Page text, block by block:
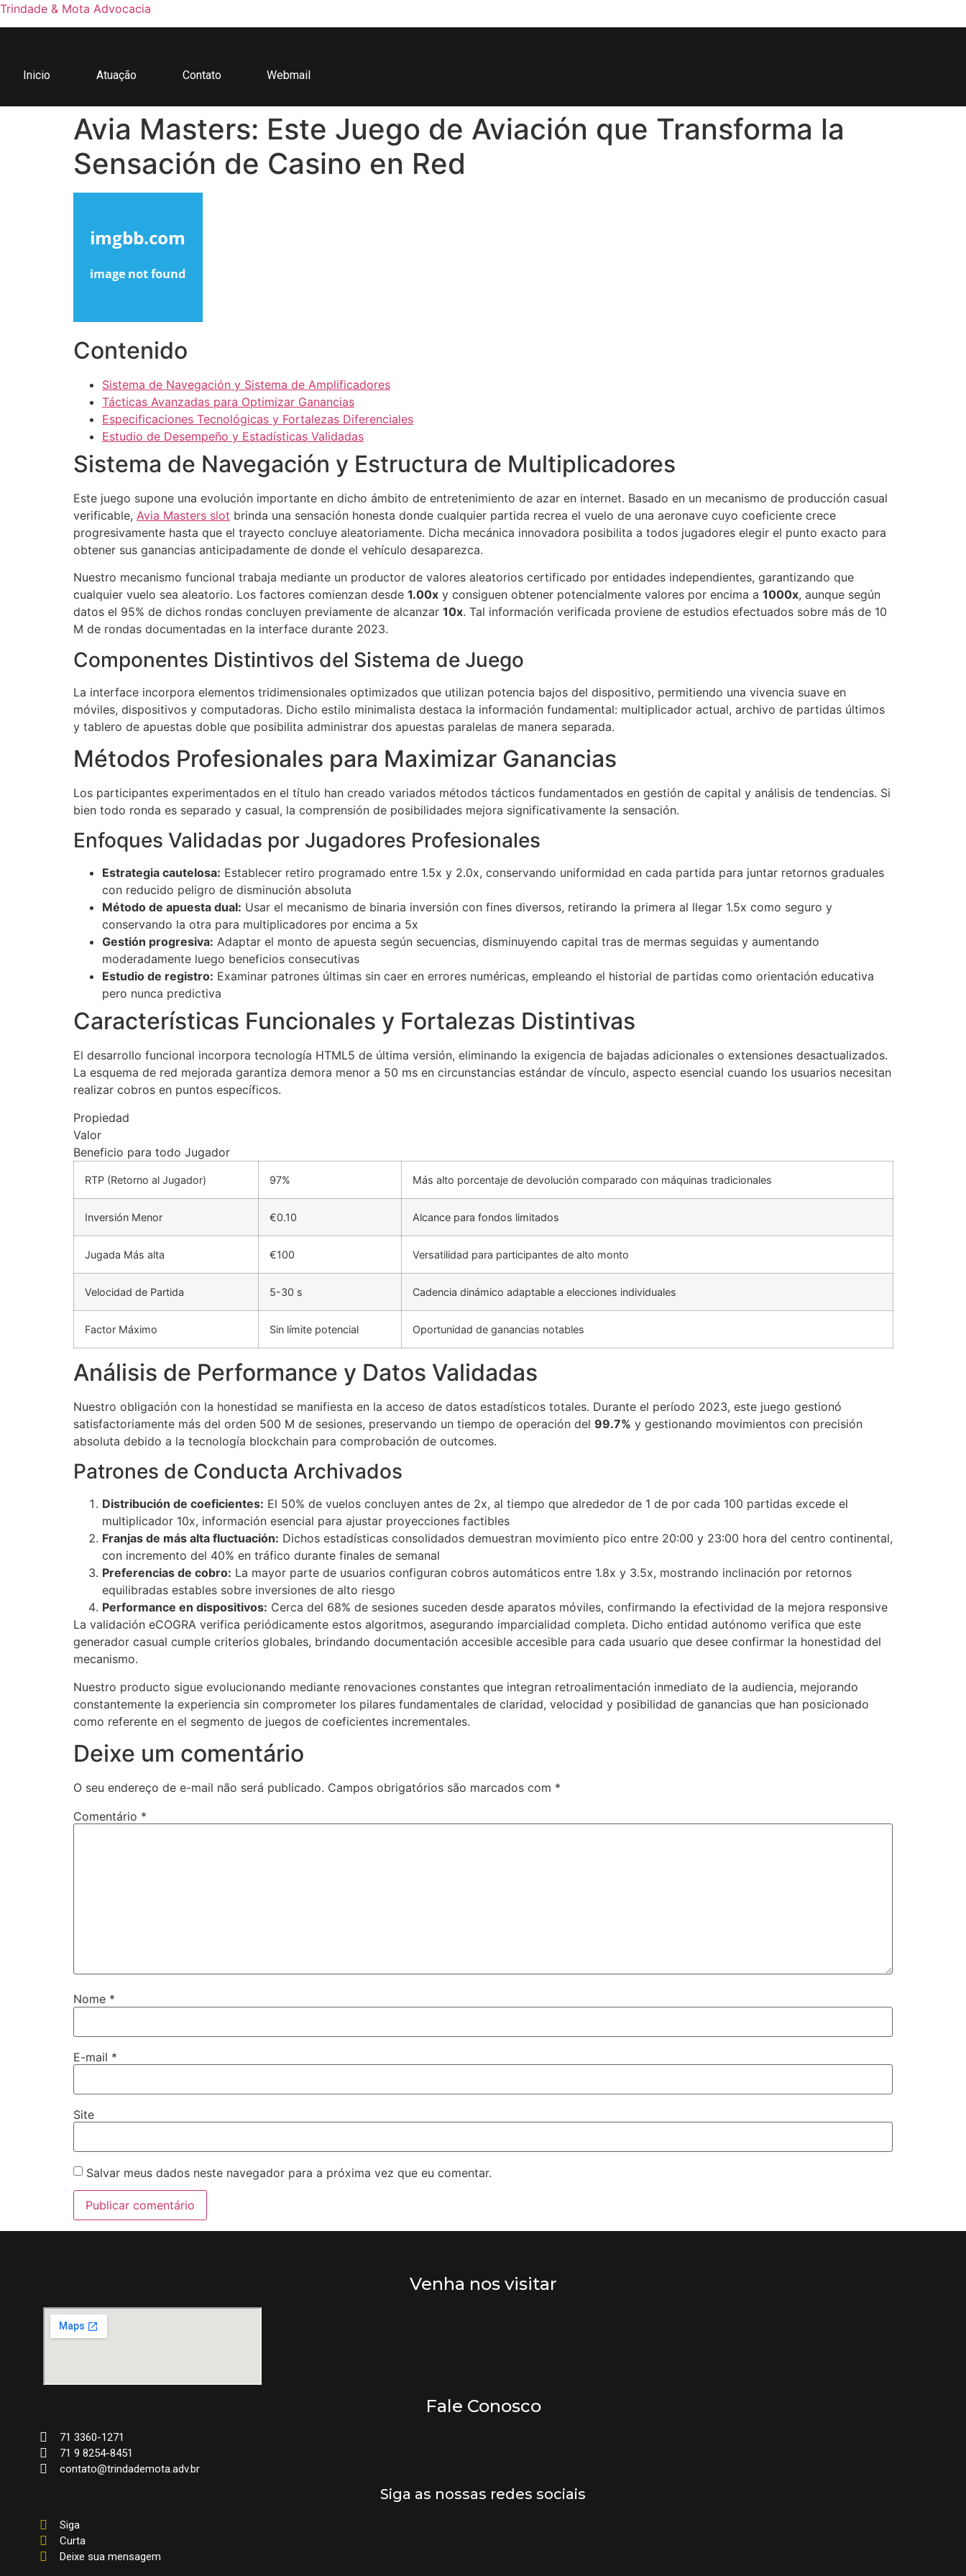
Trindade & Mota Advocacia
Inicio Atuação Contato Webmail
Avia Masters: Este Juego de Aviación que Transforma la
Sensación de Casino en Red
Contenido
Sistema de Navegación y Sistema de Amplificadores
Tácticas Avanzadas para Optimizar Ganancias
Especificaciones Tecnológicas y Fortalezas Diferenciales
Estudio de Desempeño y Estadísticas Validadas
Sistema de Navegación y Estructura de Multiplicadores
Este juego supone una evolución importante en dicho ámbito de entretenimiento de azar en internet. Basado en un mecanismo de producción casual
verificable, Avia Masters slot brinda una sensación honesta donde cualquier partida recrea el vuelo de una aeronave cuyo coeficiente crece
progresivamente hasta que el trayecto concluye aleatoriamente. Dicha mecánica innovadora posibilita a todos jugadores elegir el punto exacto para
obtener sus ganancias anticipadamente de donde el vehículo desaparezca.
Nuestro mecanismo funcional trabaja mediante un productor de valores aleatorios certificado por entidades independientes, garantizando que
cualquier vuelo sea aleatorio. Los factores comienzan desde 1.00x y consiguen obtener potencialmente valores por encima a 1000x, aunque según
datos el 95% de dichos rondas concluyen previamente de alcanzar 10x. Tal información verificada proviene de estudios efectuados sobre más de 10
M de rondas documentadas en la interface durante 2023.
Componentes Distintivos del Sistema de Juego
La interface incorpora elementos tridimensionales optimizados que utilizan potencia bajos del dispositivo, permitiendo una vivencia suave en
móviles, dispositivos y computadoras. Dicho estilo minimalista destaca la información fundamental: multiplicador actual, archivo de partidas últimos
y tablero de apuestas doble que posibilita administrar dos apuestas paralelas de manera separada.
Métodos Profesionales para Maximizar Ganancias
Los participantes experimentados en el título han creado variados métodos tácticos fundamentados en gestión de capital y análisis de tendencias. Si
bien todo ronda es separado y casual, la comprensión de posibilidades mejora significativamente la sensación.
Enfoques Validadas por Jugadores Profesionales
Estrategia cautelosa: Establecer retiro programado entre 1.5x y 2.0x, conservando uniformidad en cada partida para juntar retornos graduales
con reducido peligro de disminución absoluta
Método de apuesta dual: Usar el mecanismo de binaria inversión con fines diversos, retirando la primera al llegar 1.5x como seguro y
conservando la otra para multiplicadores por encima a 5x
Gestión progresiva: Adaptar el monto de apuesta según secuencias, disminuyendo capital tras de mermas seguidas y aumentando
moderadamente luego beneficios consecutivas
Estudio de registro: Examinar patrones últimas sin caer en errores numéricas, empleando el historial de partidas como orientación educativa
pero nunca predictiva
Características Funcionales y Fortalezas Distintivas
El desarrollo funcional incorpora tecnología HTML5 de última versión, eliminando la exigencia de bajadas adicionales o extensiones desactualizados.
La esquema de red mejorada garantiza demora menor a 50 ms en circunstancias estándar de vínculo, aspecto esencial cuando los usuarios necesitan
realizar cobros en puntos específicos.
Propiedad
Valor
Beneficio para todo Jugador
RTP (Retorno al Jugador) 97% Más alto porcentaje de devolución comparado con máquinas tradicionales
Inversión Menor €0.10 Alcance para fondos limitados
Jugada Más alta €100 Versatilidad para participantes de alto monto
Velocidad de Partida 5-30 s Cadencia dinámico adaptable a elecciones individuales
Factor Máximo Sin límite potencial Oportunidad de ganancias notables
Análisis de Performance y Datos Validadas
Nuestro obligación con la honestidad se manifiesta en la acceso de datos estadísticos totales. Durante el período 2023, este juego gestionó
satisfactoriamente más del orden 500 M de sesiones, preservando un tiempo de operación del 99.7% y gestionando movimientos con precisión
absoluta debido a la tecnología blockchain para comprobación de outcomes.
Patrones de Conducta Archivados
Distribución de coeficientes: El 50% de vuelos concluyen antes de 2x, al tiempo que alrededor de 1 de por cada 100 partidas excede el
multiplicador 10x, información esencial para ajustar proyecciones factibles
Franjas de más alta fluctuación: Dichos estadísticas consolidados demuestran movimiento pico entre 20:00 y 23:00 hora del centro continental,
con incremento del 40% en tráfico durante finales de semanal
Preferencias de cobro: La mayor parte de usuarios configuran cobros automáticos entre 1.8x y 3.5x, mostrando inclinación por retornos
equilibradas estables sobre inversiones de alto riesgo
Performance en dispositivos: Cerca del 68% de sesiones suceden desde aparatos móviles, confirmando la efectividad de la mejora responsive
La validación eCOGRA verifica periódicamente estos algoritmos, asegurando imparcialidad completa. Dicho entidad autónomo verifica que este
generador casual cumple criterios globales, brindando documentación accesible accesible para cada usuario que desee confirmar la honestidad del
mecanismo.
Nuestro producto sigue evolucionando mediante renovaciones constantes que integran retroalimentación inmediato de la audiencia, mejorando
constantemente la experiencia sin comprometer los pilares fundamentales de claridad, velocidad y posibilidad de ganancias que han posicionado
como referente en el segmento de juegos de coeficientes incrementales.
Deixe um comentário
O seu endereço de e-mail não será publicado. Campos obrigatórios são marcados com *
Comentário *
Nome *
E-mail *
Site
Salvar meus dados neste navegador para a próxima vez que eu comentar.
Venha nos visitar
Fale Conosco
71 3360-1271
71 9 8254-8451
contato@trindademota.adv.br
Siga as nossas redes sociais
Siga
Curta
Deixe sua mensagem